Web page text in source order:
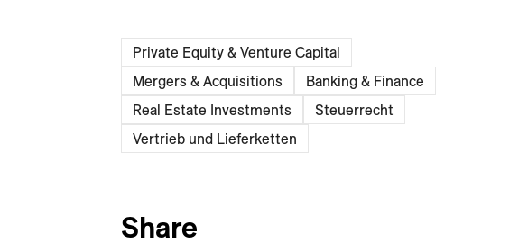
Private Equity & Venture Capital
Mergers & Acquisitions
Banking & Finance
Real Estate Investments
Steuerrecht
Vertrieb und Lieferketten
Share